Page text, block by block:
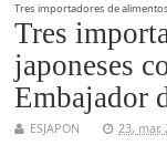
Tres importadores de
Tres
japoneses
Embajador
ESJAPON 23, mar,